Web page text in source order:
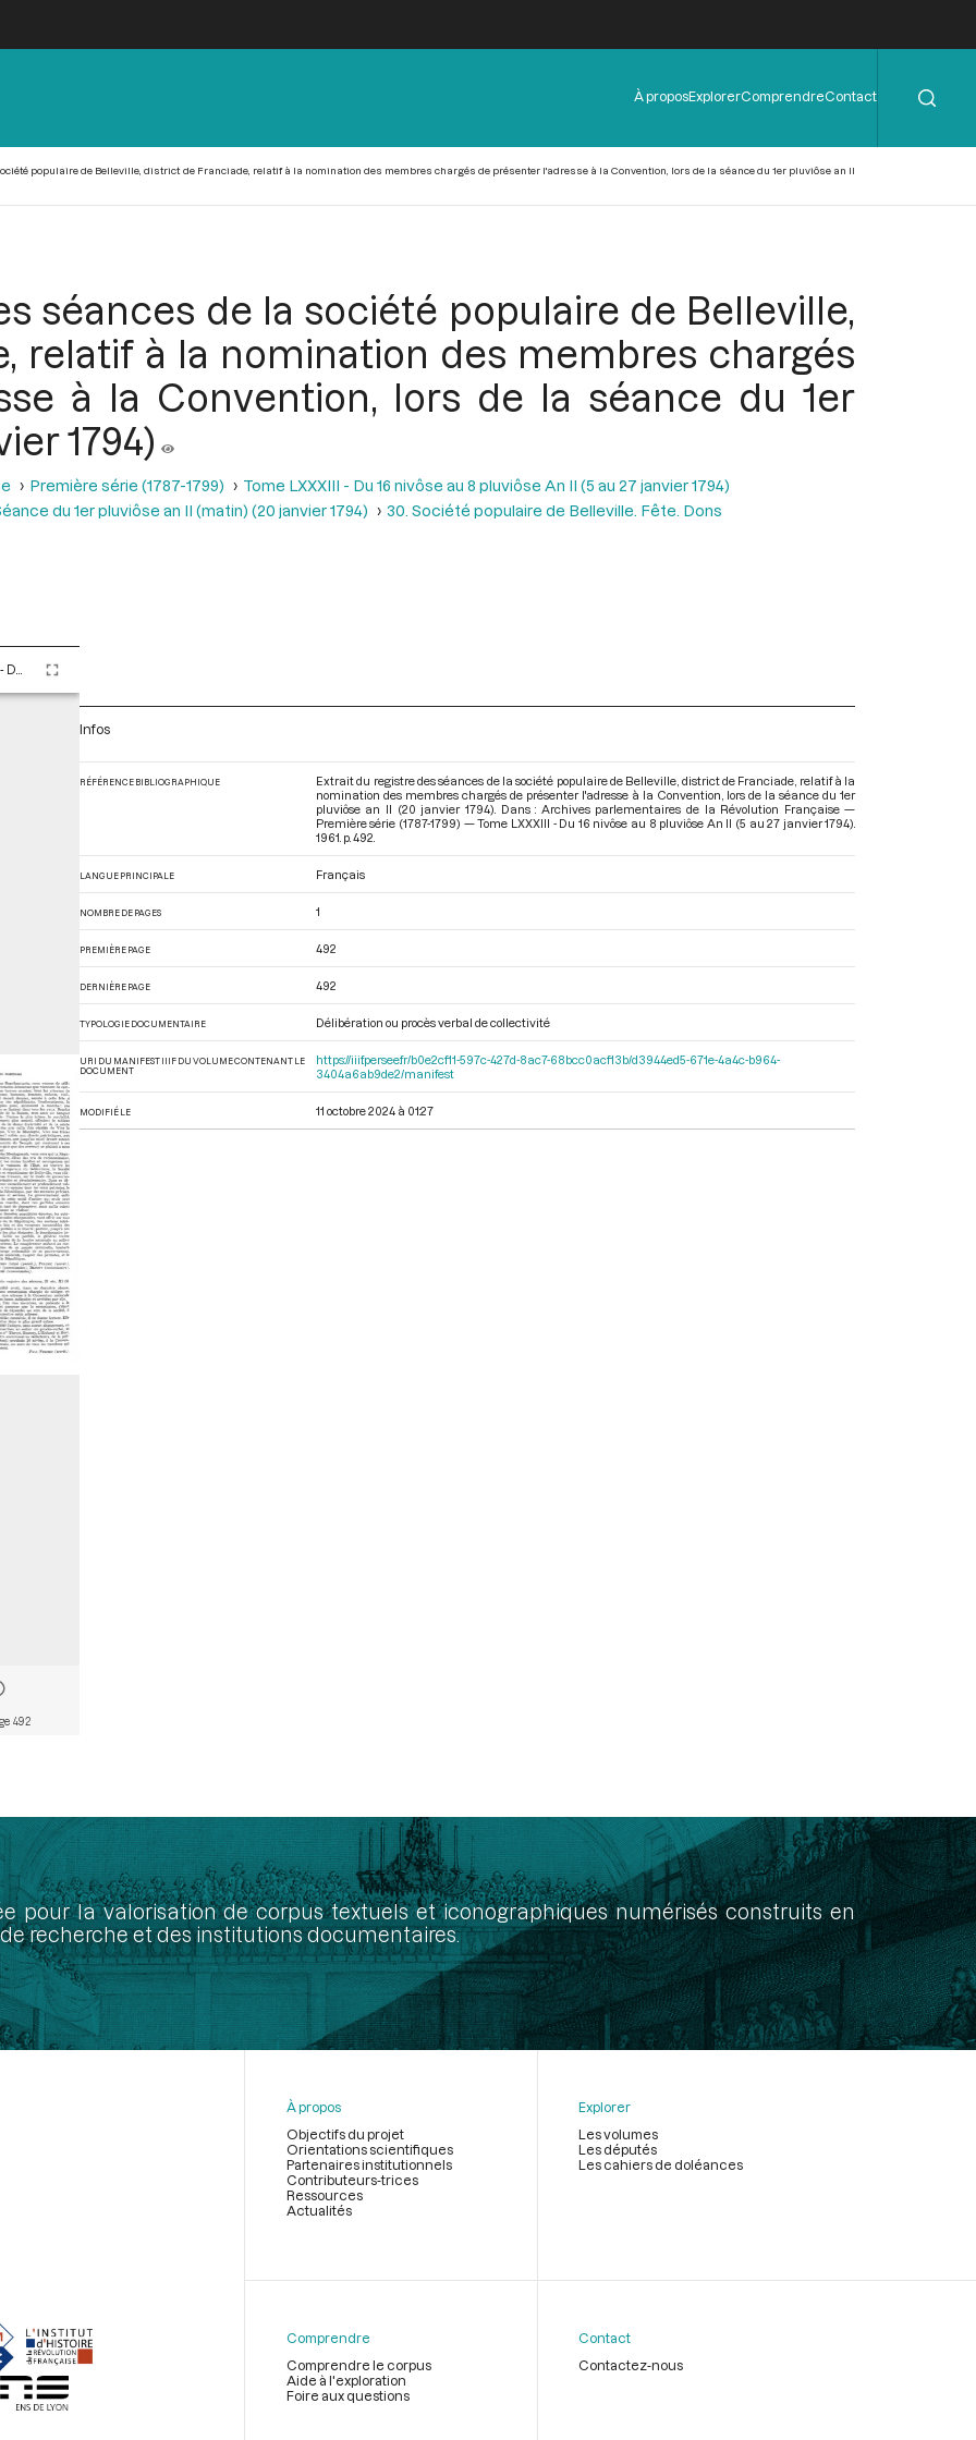
Menu
de
À proposExplorerComprendreContact
populaire de Belleville, district de Franciade, relatif à la nomination des membres chargés de présenter l'adresse à la Convention, lors de la séance du 1er pluviôse an II
séances de la société populaire de Belleville,
relatif à la nomination des membres chargés
à la Convention, lors de la séance du 1er
1794)
Première série (1787-1799)
Tome LXXXIII - Du 16 nivôse au 8 pluviôse An II (5 au 27 janvier 1794)
du 1er pluviôse an II (matin) (20 janvier 1794) 30. Société populaire de Belleville. Fête. Dons
492
Infos
RÉFÉRENCE BIBLIOGRAPHIQUE
Extrait du registre des séances de la société populaire de Belleville, district de Franciade, relatif à la
nomination des membres chargés de présenter l'adresse à la Convention, lors de la séance du 1er
pluviôse an II (20 janvier 1794). Dans : Archives parlementaires de la Révolution Française —
Première série (1787-1799) — Tome LXXXIII - Du 16 nivôse au 8 pluviôse An II (5 au 27 janvier 1794)
1961. p. 492.
LANGUE PRINCIPALE Français
NOMBRE DE PAGES 1
PREMIÈRE PAGE 492
DERNIÈRE PAGE 492
TYPOLOGIE DOCUMENTAIRE Délibération ou procès verbal de collectivité
URI DU MANIFEST IIIF DU VOLUME CONTENANT LE
DOCUMENT
https://iiif.persee.fr/b0e2cf11-597c-427d-8ac7-68bcc0acf13b/d3944ed5-671e-4a4c-b964-
3404a6ab9de2/manifest
MODIFIÉ LE 11 octobre 2024 à 01:27
pour la valorisation de corpus textuels et iconographiques numérisés construits en
recherche et des institutions documentaires.
page
À propos
Objectifs du projet
Orientations scientifiques
Partenaires institutionnels
Contributeurs-trices
Ressources
Actualités
Explorer
Les volumes
Les députés
Les cahiers de doléances
Comprendre
Comprendre le corpus
Aide à l'exploration
Foire aux questions
Contact
Contactez-nous